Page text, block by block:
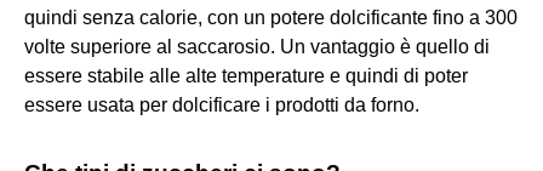
quindi senza calorie, con un potere dolcificante fino a 300
volte superiore al saccarosio. Un vantaggio è quello di
essere stabile alle alte temperature e quindi di poter
essere usata per dolcificare i prodotti da forno.